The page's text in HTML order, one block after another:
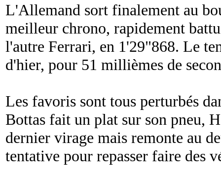
L'Allemand sort finalement au
meilleur chrono, rapidement
l'autre Ferrari, en 1'29"868. Le
d'hier, pour 51 millièmes de
Les favoris sont tous perturbés
Bottas fait un plat sur son pneu,
dernier virage mais remonte au
tentative pour repasser faire des